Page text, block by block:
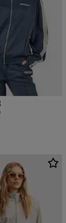
EUR 75,19